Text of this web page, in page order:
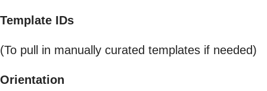
Template IDs
(To pull in manually curated templates if needed)
Orientation